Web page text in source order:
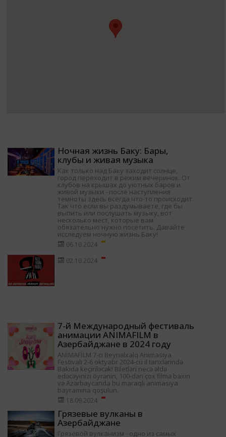
Ночная жизнь Баку: Бары,
клубы и живая музыка
Как только над Баку заходит солнце,
город переходит в режим вечеринок. От
клубов на крышах до уютных баров и
живой музыки - после наступления
темноты здесь всегда что-то происходит.
Так что если вы раздумываете, где бы
выпить или послушать музыку, вот
несколько мест, которые вам
обязательно нужно посетить. Давайте
исследуем ночную жизнь Баку!
06.10.2024
02.10.2024
7-й Международный фестиваль
анимации ANIMAFILM в
Азербайджане в 2024 году
ANİMAFİLM 7-ci Beynəlxalq Animasiya
Festivalı 2-6 oktyabr 2024-cü il tarixlərində
Bakıda keçiriləcək! Biletləri necə əldə
edəcəyinizi öyrənin, 100-dən çox filmə baxın
və Azərbaycanda bu maraqlı animasiya
bayramına qoşulun.
18.09.2024
Грязевые вулканы в
Азербайджане
Грязевой вулканизм - одно из самых